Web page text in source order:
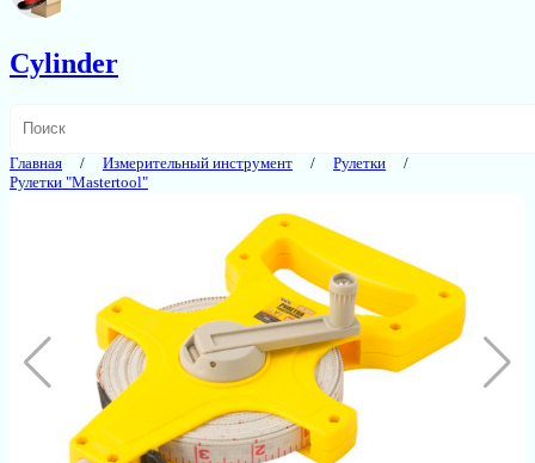
Cylinder
Главная Измерительный инструмент
Рулетки
Рулетки "Mastertool"